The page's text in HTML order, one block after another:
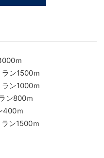
ｍ
ン1500ｍ
ン1000ｍ
ン800ｍ
400ｍ
ン1500ｍ